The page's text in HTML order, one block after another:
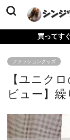
買ってす
ファッショングッズ
【ユニク
ビュー】